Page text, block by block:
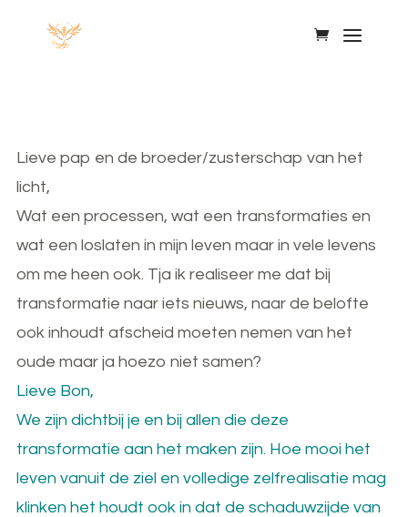
Lieve pap en de broeder/zusterschap van het
licht,
Wat een processen, wat een transformaties en
wat een loslaten in mijn leven maar in vele levens
om me heen ook. Tja ik realiseer me dat bij
transformatie naar iets nieuws, naar de belofte
ook inhoudt afscheid moeten nemen van het
oude maar ja hoezo niet samen?
Lieve Bon,
We zijn dichtbij je en bij allen die deze
transformatie aan het maken zijn. Hoe mooi het
leven vanuit de ziel en volledige zelfrealisatie mag
klinken het houdt ook in dat de schaduwzijde van